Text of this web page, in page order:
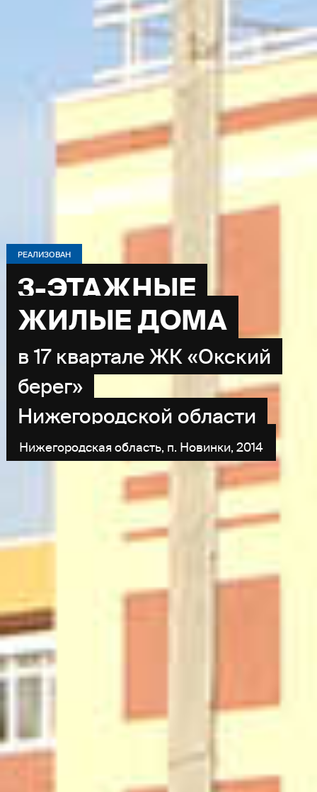
РЕАЛИЗОВАН
3-ЭТАЖНЫЕ
ЖИЛЫЕ ДОМА
в 17 квартале ЖК «Окский
берег»
Нижегородской области
Нижегородская область, п. Новинки, 2014